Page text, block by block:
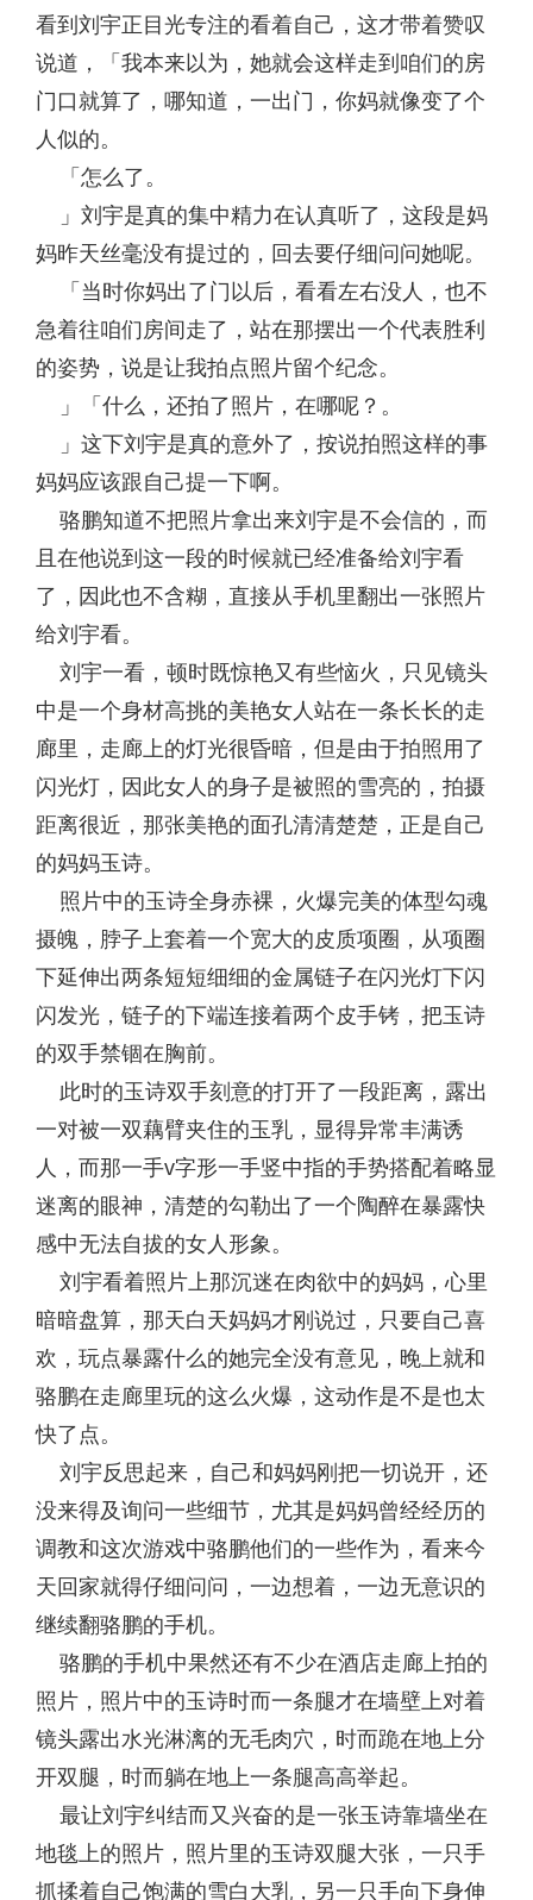
看到刘宇正目光专注的看着自己，这才带着赞叹
说道，「我本来以为，她就会这样走到咱们的房
门口就算了，哪知道，一出门，你妈就像变了个
人似的。
「怎么了。
」刘宇是真的集中精力在认真听了，这段是妈
妈昨天丝毫没有提过的，回去要仔细问问她呢。
「当时你妈出了门以后，看看左右没人，也不
急着往咱们房间走了，站在那摆出一个代表胜利
的姿势，说是让我拍点照片留个纪念。
」「什么，还拍了照片，在哪呢？。
」这下刘宇是真的意外了，按说拍照这样的事
妈妈应该跟自己提一下啊。
骆鹏知道不把照片拿出来刘宇是不会信的，而
且在他说到这一段的时候就已经准备给刘宇看
了，因此也不含糊，直接从手机里翻出一张照片
给刘宇看。
刘宇一看，顿时既惊艳又有些恼火，只见镜头
中是一个身材高挑的美艳女人站在一条长长的走
廊里，走廊上的灯光很昏暗，但是由于拍照用了
闪光灯，因此女人的身子是被照的雪亮的，拍摄
距离很近，那张美艳的面孔清清楚楚，正是自己
的妈妈玉诗。
照片中的玉诗全身赤裸，火爆完美的体型勾魂
摄魄，脖子上套着一个宽大的皮质项圈，从项圈
下延伸出两条短短细细的金属链子在闪光灯下闪
闪发光，链子的下端连接着两个皮手铐，把玉诗
的双手禁锢在胸前。
此时的玉诗双手刻意的打开了一段距离，露出
一对被一双藕臂夹住的玉乳，显得异常丰满诱
人，而那一手v字形一手竖中指的手势搭配着略显
迷离的眼神，清楚的勾勒出了一个陶醉在暴露快
感中无法自拔的女人形象。
刘宇看着照片上那沉迷在肉欲中的妈妈，心里
暗暗盘算，那天白天妈妈才刚说过，只要自己喜
欢，玩点暴露什么的她完全没有意见，晚上就和
骆鹏在走廊里玩的这么火爆，这动作是不是也太
快了点。
刘宇反思起来，自己和妈妈刚把一切说开，还
没来得及询问一些细节，尤其是妈妈曾经经历的
调教和这次游戏中骆鹏他们的一些作为，看来今
天回家就得仔细问问，一边想着，一边无意识的
继续翻骆鹏的手机。
骆鹏的手机中果然还有不少在酒店走廊上拍的
照片，照片中的玉诗时而一条腿才在墙壁上对着
镜头露出水光淋漓的无毛肉穴，时而跪在地上分
开双腿，时而躺在地上一条腿高高举起。
最让刘宇纠结而又兴奋的是一张玉诗靠墙坐在
地毯上的照片，照片里的玉诗双腿大张，一只手
抓揉着自己饱满的雪白大乳，另一只手向下身伸